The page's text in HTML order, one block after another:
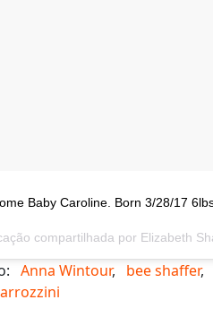
Baby Caroline. Born 3/28/17
compartilhada por Elizabeth
Anna Wintour, bee shaffer,